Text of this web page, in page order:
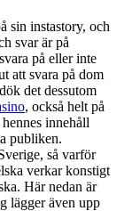
sin instastory, och
svar är på
på eller inte
att svara på dom
det dessutom
, också helt på
innehåll
publiken.
så varför
verkar konstigt
Här nedan är
lägger även upp